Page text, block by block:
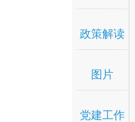
政策解读
图片
党建工作